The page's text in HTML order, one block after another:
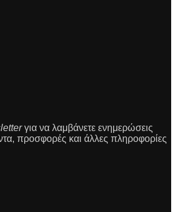
για να λαμβάνετε ενημερώσεις
προσφορές και άλλες πληροφορίες